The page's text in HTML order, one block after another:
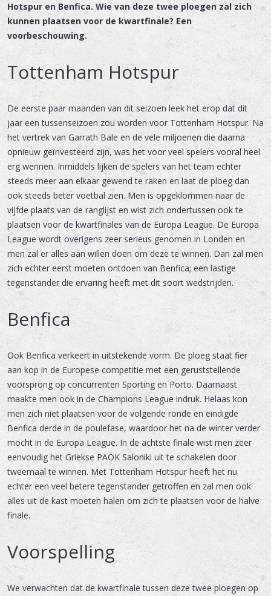
Hotspur en Benfica. Wie van deze twee ploegen zal zich
kunnen plaatsen voor de kwartfinale? Een
voorbeschouwing.
Tottenham Hotspur
De eerste paar maanden van dit seizoen leek het erop dat dit
jaar een tussenseizoen zou worden voor Tottenham Hotspur. Na
het vertrek van Garrath Bale en de vele miljoenen die daarna
opnieuw geïnvesteerd zijn, was het voor veel spelers vooral heel
erg wennen. Inmiddels lijken de spelers van het team echter
steeds meer aan elkaar gewend te raken en laat de ploeg dan
ook steeds beter voetbal zien. Men is opgeklommen naar de
vijfde plaats van de ranglijst en wist zich ondertussen ook te
plaatsen voor de kwartfinales van de Europa League. De Europa
League wordt overigens zeer serieus genomen in Londen en
men zal er alles aan willen doen om deze te winnen. Dan zal men
zich echter eerst moeten ontdoen van Benfica; een lastige
tegenstander die ervaring heeft met dit soort wedstrijden.
Benfica
Ook Benfica verkeert in uitstekende vorm. De ploeg staat fier
aan kop in de Europese competitie met een geruststellende
voorsprong op concurrenten Sporting en Porto. Daarnaast
maakte men ook in de Champions League indruk. Helaas kon
men zich niet plaatsen voor de volgende ronde en eindigde
Benfica derde in de poulefase, waardoor het na de winter verder
mocht in de Europa League. In de achtste finale wist men zeer
eenvoudig het Griekse PAOK Saloniki uit te schakelen door
tweemaal te winnen. Met Tottenham Hotspur heeft het nu
echter een veel betere tegenstander getroffen en zal men ook
alles uit de kast moeten halen om zich te plaatsen voor de halve
finale.
Voorspelling
We verwachten dat de kwartfinale tussen deze twee ploegen op